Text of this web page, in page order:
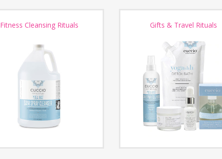
Fitness Cleansing Rituals Gifts & Travel Rituals